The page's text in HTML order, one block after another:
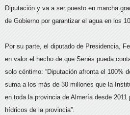
Diputación y va a ser puesto en marcha
de Gobierno por garantizar el agua en los
Por su parte, el diputado de Presidencia,
en valor el hecho de que Senés pueda
solo céntimo: “Diputación afronta el 100%
suma a los más de 30 millones que la
en toda la provincia de Almería desde
hídricos de la provincia”.